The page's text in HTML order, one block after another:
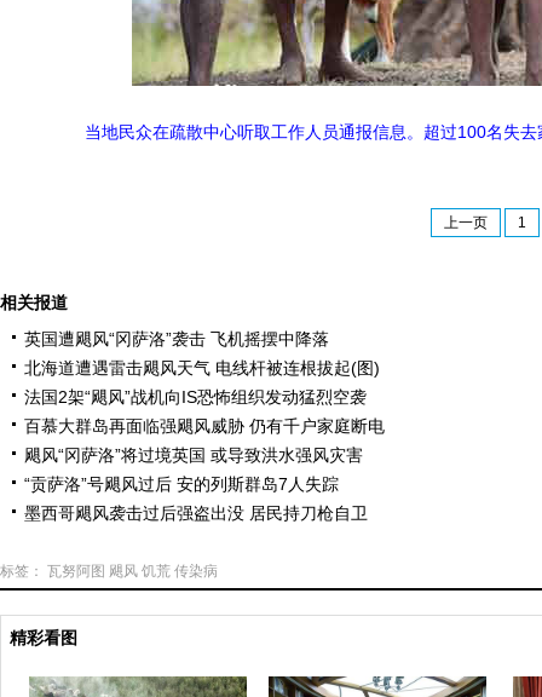
当地民众在疏散中心听取工作人员通报信息。超过100名失
上一页 1
相关报道
英国遭飓风“冈萨洛”袭击 飞机摇摆中降落
北海道遭遇雷击飓风天气 电线杆被连根拔起(图)
法国2架“飓风”战机向IS恐怖组织发动猛烈空袭
百慕大群岛再面临强飓风威胁 仍有千户家庭断电
飓风“冈萨洛”将过境英国 或导致洪水强风灾害
“贡萨洛”号飓风过后 安的列斯群岛7人失踪
墨西哥飓风袭击过后强盗出没 居民持刀枪自卫
标签： 瓦努阿图 飓风 饥荒 传染病
精彩看图